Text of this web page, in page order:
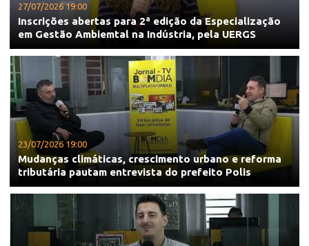
27/07/2026 19:00
Inscrições abertas para 2ª edição da Especialização
em Gestão Ambiemtal na Indústria, pela UERGS
23/07/2026 19:00
Mudanças climáticas, crescimento urbano e reforma
tributária pautam entrevista do prefeito Polis